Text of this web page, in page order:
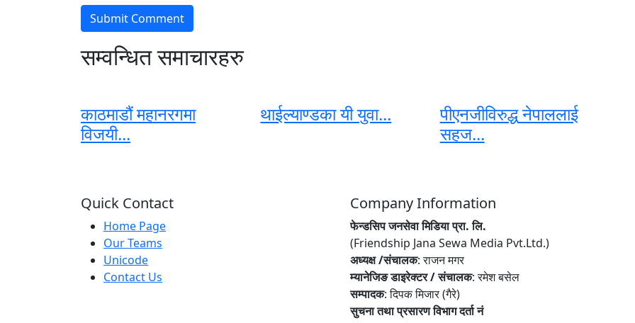
सम्वन्धित समाचारहरु
काठमाडौं महानरगमा
विजयी...
थाईल्याण्डका यी युवा...
पीएनजीविरुद्ध नेपाललाई
सहज...
Quick Contact
Home Page
Our Teams
Unicode
Contact Us
Company Information
फेन्डसिप जनसेवा मिडिया प्रा. लि.
(Friendship Jana Sewa Media Pvt.Ltd.)
अध्यक्ष /संचालक: राजन मगर
म्यानेजिङ डाइरेक्टर / संचालक: रमेश बसेल
सम्पादक: दिपक मिजार (गैरे)
सुचना तथा प्रसारण विभाग दर्ता नं